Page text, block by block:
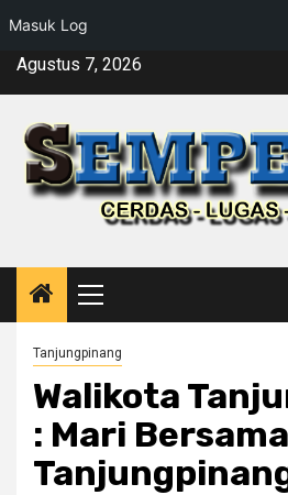
Masuk Log
SkipAgustus 7, 2026
Primary
Menu
Tanjungpinang
Walikota
: Mari